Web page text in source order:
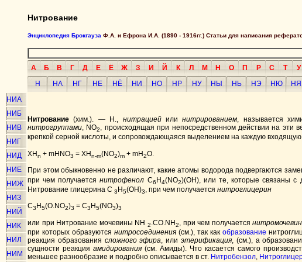
Нитрование
Энциклопедия Брокгауза Ф.А. и Ефрона И.А. (1890 - 1916гг.) Статьи для написания
А Б В Г Д Е Ё Ж З И Й К Л М Н О П Р С Т У
Н
НА НГ НЕ НЁ НИ НО НР НУ НЫ НЬ НЭ НЮ
НЯ
НИА
НИБ
НИВ
НИГ
НИД
НИЕ
НИЖ
НИЗ
НИЙ
НИК
НИЛ
НИМ
Нитрование (хим.). — H., нитрациейилинитрированием, называется
нитрогруппами, NO2, происходящая при непосредственном действии на эти
крепкой серной кислоты, и сопровождающаяся выделением на каждую входящую
XHn + mHNO3 = XHn-m(NO2)m + mH2O.
При этом обыкновенно не различают, какие атомы водорода подвергаются
при чем получаетсянитрофенол C6H4(NO2)(OH), или те, которые связаны
Нитрование глицерина C 3 H5(OH)3, при чем получается нитроглицерин
C3 H5(O.NO2)3 = C3 H5(NO3)3
или при Нитрование мочевины NH 2 .CO.NH2 , при чем получается
при которых образуютсянитросоединения (см.), так какобразование
реакция образования сложного эфира, илиэтерификация, (см.), а
сущности реакцияамидирования (см. Амиды). Что касается самого
меньшее разнообразие и подробно описывается в ст. Нитробензол,